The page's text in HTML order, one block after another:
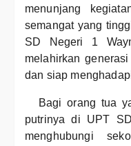
menunjang
semangat yang
SD Negeri 1
melahirkan
dan siap
Bagi orang tua
putrinya di UPT
menghubungi